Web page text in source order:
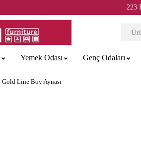
223
Yemek Odası Genç Odaları
Gold Line Boy Aynası